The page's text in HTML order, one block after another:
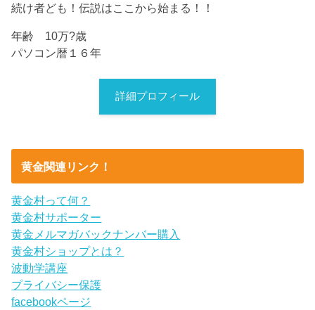
続け者ども！伝説はここから始まる！！
年齢 10万?歳
パソコン暦１６年
詳細プロフィール
黄金関連リンク！
黄金村って何？
黄金村サポーター
黄金メルマガバックナンバー購入
黄金村ショップとは？
波動学講座
プライバシー保護
facebookページ